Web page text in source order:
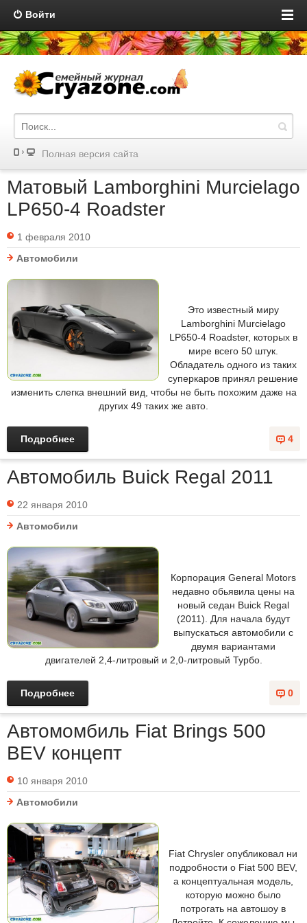
Войти
Полная версия сайта
Матовый Lamborghini Murcielago
LP650-4 Roadster
1 февраля 2010
Автомобили
Это известный миру
Lamborghini Murcielago
LP650-4 Roadster, которых в
мире всего 50 штук.
Обладатель одного из таких
суперкаров принял решение
изменить слегка внешний вид, чтобы не быть похожим даже на
других 49 таких же авто.
4
Подробнее
Автомобиль Buick Regal 2011
22 января 2010
Автомобили
Корпорация General Motors
недавно обьявила цены на
новый седан Buick Regal
(2011). Для начала будут
выпускаться автомобили с
двумя вариантами
двигателей 2,4-литровый и 2,0-литровый Турбо.
0
Подробнее
Автомомбиль Fiat Brings 500
BEV концепт
10 января 2010
Автомобили
Fiat Chrysler опубликовал ни
подробности о Fiat 500 BEV,
а концептуальная модель,
которую можно было
потрогать на автошоу в